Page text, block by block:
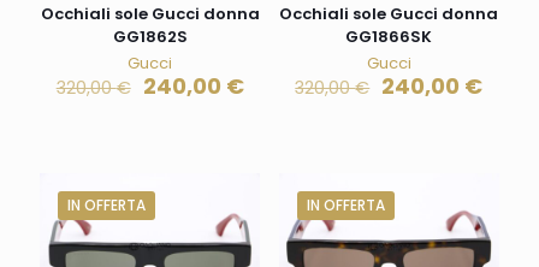
Occhiali sole Gucci donna
GG1862S
Gucci
320,00€ 240,00 €
Occhiali sole Gucci donna
GG1866SK
Gucci
320,00€ 240,00 €
IN OFFERTA IN OFFERTA